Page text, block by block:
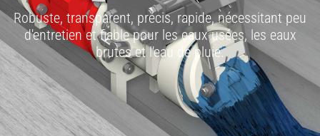
Robuste, transparent, précis, rapide, nécessitant peu
d'entretien et fiable pour les eaux usées, les eaux
brutes et l'eau de pluie.